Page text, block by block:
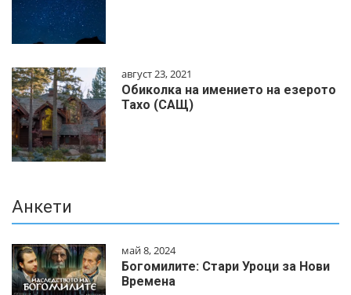
август 23, 2021
Обиколка на имението на езерото
Тахо (САЩ)
Анкети
май 8, 2024
Богомилите: Стари Уроци за Нови
Времена